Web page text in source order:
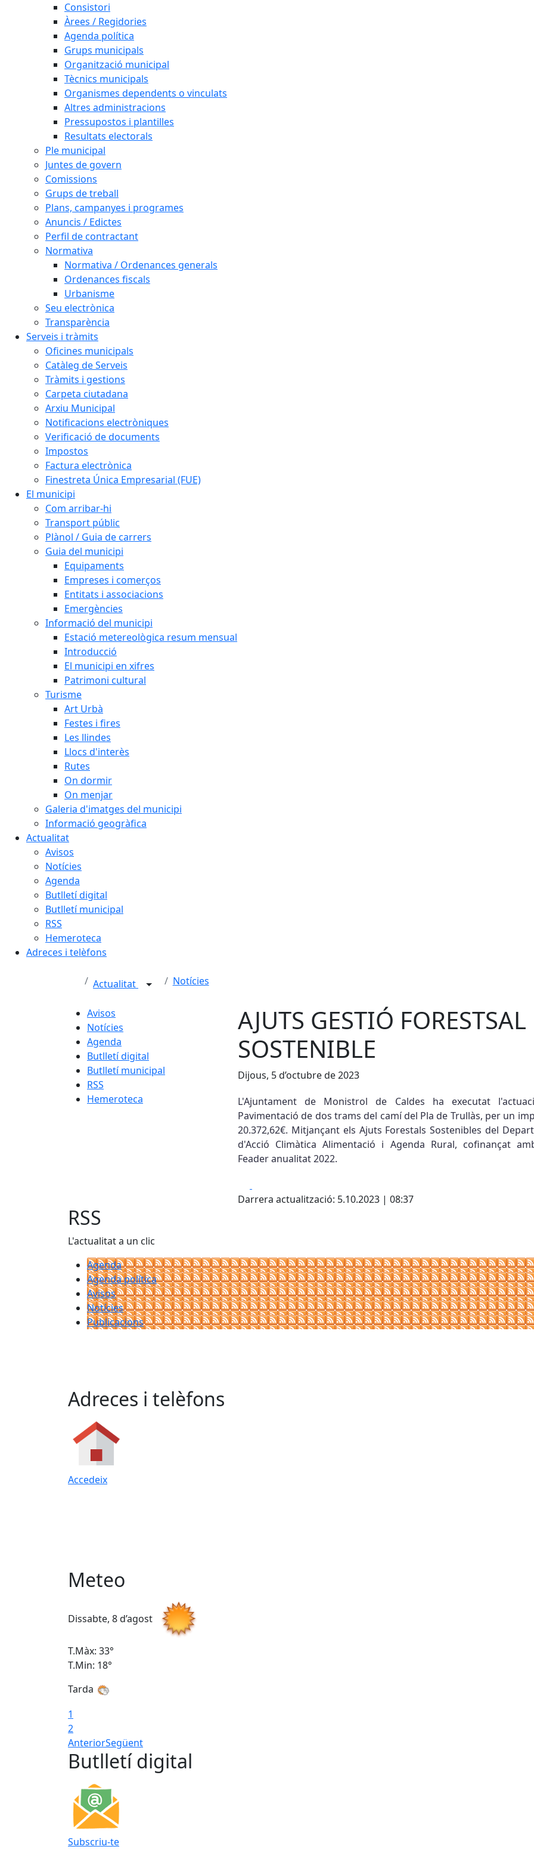
Consistori
Àrees / Regidories
Agenda política
Grups municipals
Organització municipal
Tècnics municipals
Organismes dependents o vinculats
Altres administracions
Pressupostos i plantilles
Resultats electorals
Ple municipal
Juntes de govern
Comissions
Grups de treball
Plans, campanyes i programes
Anuncis / Edictes
Perfil de contractant
Normativa
Normativa / Ordenances generals
Ordenances fiscals
Urbanisme
Seu electrònica
Transparència
Serveis i tràmits
Oficines municipals
Catàleg de Serveis
Tràmits i gestions
Carpeta ciutadana
Arxiu Municipal
Notificacions electròniques
Verificació de documents
Impostos
Factura electrònica
Finestreta Única Empresarial (FUE)
El municipi
Com arribar-hi
Transport públic
Plànol / Guia de carrers
Guia del municipi
Equipaments
Empreses i comerços
Entitats i associacions
Emergències
Informació del municipi
Estació metereològica resum mensual
Introducció
El municipi en xifres
Patrimoni cultural
Turisme
Art Urbà
Festes i fires
Les llindes
Llocs d'interès
Rutes
On dormir
On menjar
Galeria d'imatges del municipi
Informació geogràfica
Actualitat
Avisos
Notícies
Agenda
Butlletí digital
Butlletí municipal
RSS
Hemeroteca
Adreces i telèfons
Actualitat Notícies
Avisos
Notícies
Agenda
Butlletí digital
Butlletí municipal
RSS
Hemeroteca
AJUTS GESTIÓ FORESTSAL
SOSTENIBLE
Dijous, 5 d’octubre de 2023
L'Ajuntament de Monistrol de Caldes ha executat
Pavimentació de dos trams del camí del Pla de Trullàs, per un
20.372,62€. Mitjançant els Ajuts Forestals Sostenibles del
d'Acció Climàtica Alimentació i Agenda Rural, cofinançat
Feader anualitat 2022.
Darrera actualització: 5.10.2023 | 08:37
RSS
L'actualitat a un clic
Agenda
Agenda política
Avisos
Notícies
Publicacions
Adreces i telèfons
Accedeix
Meteo
Dissabte, 8 d’agost
T.Màx: 33°
T.Min: 18°
Tarda
1
2
AnteriorSegüent
Butlletí digital
Subscriu-te